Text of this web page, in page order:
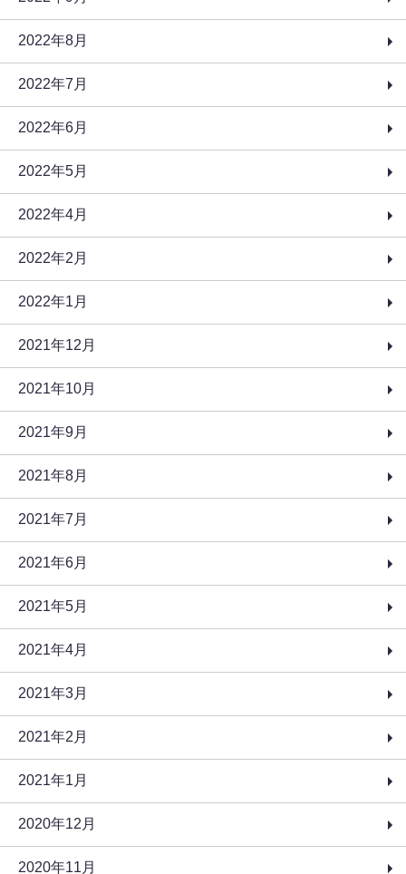
2022年8月
2022年7月
2022年6月
2022年5月
2022年4月
2022年2月
2022年1月
2021年12月
2021年10月
2021年9月
2021年8月
2021年7月
2021年6月
2021年5月
2021年4月
2021年3月
2021年2月
2021年1月
2020年12月
2020年11月